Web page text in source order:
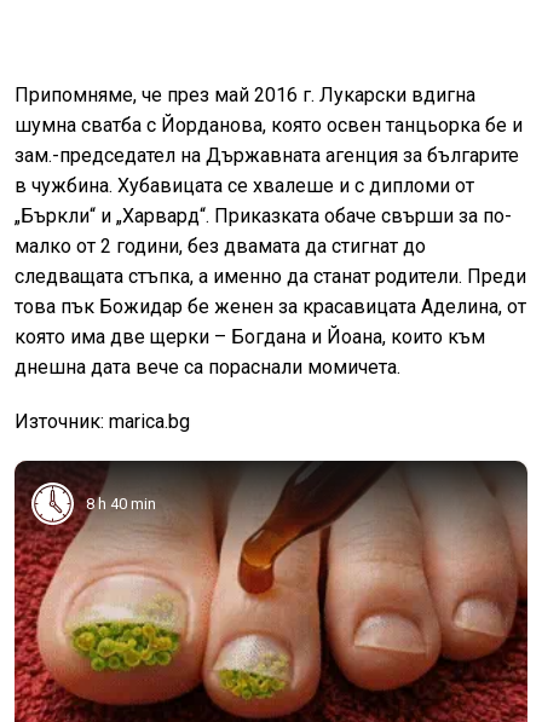
Припомняме, че през май 2016 г. Лукарски вдигна
шумна сватба с Йорданова, която освен танцьорка бе и
зам.-председател на Държавната агенция за българите
в чужбина. Хубавицата се хвалеше и с дипломи от
„Бъркли“ и „Харвард“. Приказката обаче свърши за по-
малко от 2 години, без двамата да стигнат до
следващата стъпка, а именно да станат родители. Преди
това пък Божидар бе женен за красавицата Аделина, от
която има две щерки – Богдана и Йоана, които към
днешна дата вече са пораснали момичета.
Източник: marica.bg
8 h 40 min